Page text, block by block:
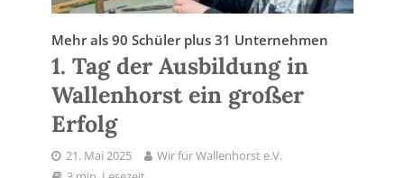
Mehr als 90 Schüler plus 31 Unternehmen
1. Tag der Ausbildung in
Wallenhorst ein großer
Erfolg
21. Mai 2025
Wir für Wallenhorst e.V.